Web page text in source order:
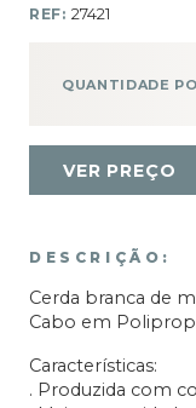
REF: 27421
QUANTIDADE
VER PREÇO
DESCRIÇÃO:
Cerda branca de
Cabo em
Características:
. Produzida com